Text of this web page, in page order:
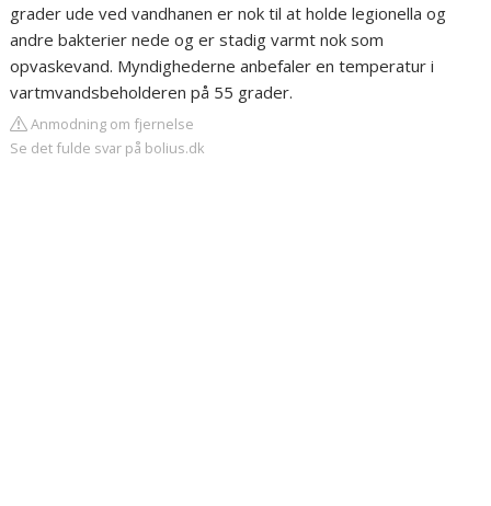
grader ude ved vandhanen er nok til at holde legionella og
andre bakterier nede og er stadig varmt nok som
opvaskevand. Myndighederne anbefaler en temperatur i
vartmvandsbeholderen på 55 grader.
Anmodning om fjernelse
Se det fulde svar på bolius.dk